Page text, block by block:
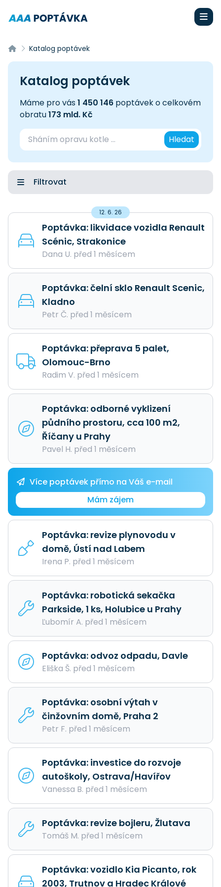
Katalog poptávek
Katalog poptávek
Máme pro vás 1 450 146 poptávek o celkovém
obratu173 mld. Kč
Hledat
Filtrovat
12. 6. 26
Poptávka: likvidace vozidla Renault
Scénic, Strakonice
Dana U. před 1 měsícem
Poptávka: čelní sklo Renault Scenic,
Kladno
Petr Č. před 1 měsícem
Poptávka: přeprava 5 palet,
Olomouc-Brno
Radim V. před 1 měsícem
Poptávka: odborné vyklizení
půdního prostoru, cca 100 m2,
Říčany u Prahy
Pavel H. před 1 měsícem
Více poptávek přímo na Váš e-mail
Mám zájem
Poptávka: revize plynovodu v
domě, Ústí nad Labem
Irena P. před 1 měsícem
Poptávka: robotická sekačka
Parkside, 1 ks, Holubice u Prahy
Ľubomír A. před 1 měsícem
Poptávka: odvoz odpadu, Davle
Eliška Š. před 1 měsícem
Poptávka: osobní výtah v
činžovním domě, Praha 2
Petr F. před 1 měsícem
Poptávka: investice do rozvoje
autoškoly, Ostrava/Havířov
Vanessa B. před 1 měsícem
Poptávka: revize bojleru, Žlutava
Tomáš M. před 1 měsícem
Poptávka: vozidlo Kia Picanto, rok
2003, Trutnov a Hradec Králové